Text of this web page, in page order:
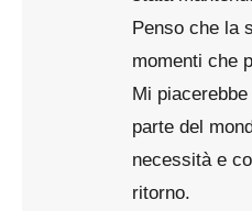
Penso che la
momenti che
Mi
parte del
necessità e
ritorno.